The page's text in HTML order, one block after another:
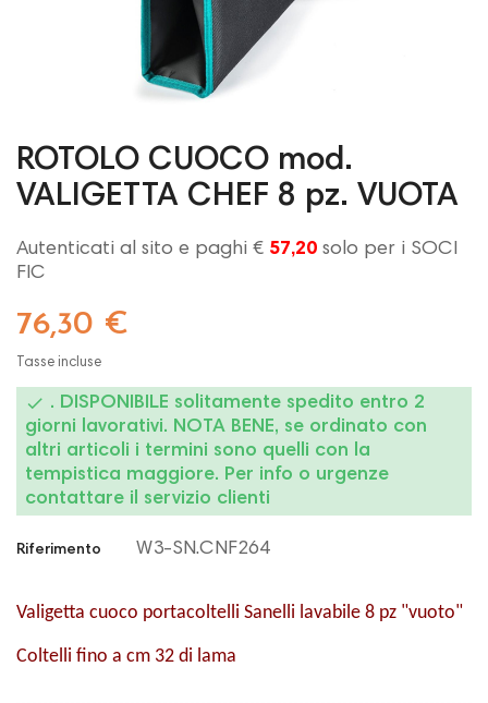
ROTOLO CUOCO mod.
VALIGETTA CHEF 8 pz. VUOTA
Autenticati al sito e paghi € 57,20 solo per i SOCI
FIC
76,30 €
Tasse incluse
 . DISPONIBILE solitamente spedito entro 2
giorni lavorativi. NOTA BENE, se ordinato con
altri articoli i termini sono quelli con la
tempistica maggiore. Per info o urgenze
contattare il servizio clienti
Riferimento W3-SN.CNF264
Valigetta cuoco portacoltelli Sanelli lavabile 8 pz "vuoto"
Coltelli fino a cm 32 di lama